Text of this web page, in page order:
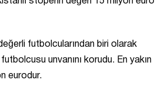
futbolcularından biri olarak
unvanını korudu. En yakın
eurodur.